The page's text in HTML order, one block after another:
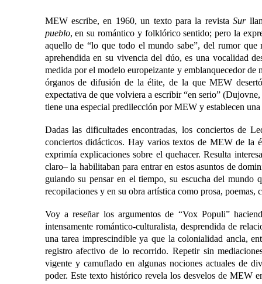
MEW escribe, en 1960, un texto para la revistaSur
pueblo, en su romántico y folklórico sentido; pero la
aquello de “lo que todo el mundo sabe”, del rumor
aprehendida en su vivencia del dúo, es una vocalidad
medida por el modelo europeizante y emblanquecedor
órganos de difusión de la élite, de la que MEW
expectativa de que volviera a escribir “en serio”
tiene una especial predilección por MEW y establecen
Dadas las dificultades encontradas, los conciertos de
conciertos didácticos. Hay varios textos de MEW de la
exprimía explicaciones sobre el quehacer. Resulta
claro‒ la habilitaban para entrar en estos asuntos de
guiando su pensar en el tiempo, su escucha del mundo
recopilaciones y en su obra artística como prosa, poemas,
Voy a reseñar los argumentos de “Vox Populi”
intensamente romántico-culturalista, desprendida de
una tarea imprescindible ya que la colonialidad ancla,
registro afectivo de lo recorrido. Repetir sin
vigente y camuflado en algunas nociones actuales de
poder. Este texto histórico revela los desvelos de MEW